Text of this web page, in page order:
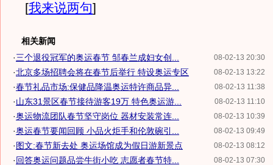
[我来说两句]
相关新闻
08-02-13 20:30
·三个退役冠军的奥运春节 邹春兰成妇女创...
08-02-13 13:22
·北京多场招聘会将在春节后举行 特设奥运专区
08-02-13 11:38
·春节礼品市场:保健品降温奥运特许商品异...
08-02-13 11:10
·山东31景区春节接待游客19万 特色奥运游...
08-02-13 10:39
·奥运物流团队春节坚守岗位 器材安装常连...
08-02-13 09:49
·奥运春节要闻回顾 小品火炬手和伦敦碗引...
08-02-13 08:12
·图文:春节新去处 奥运场馆成为假日游新景点
08-02-13 07:30
·回答奥运问题品尝牛街小吃 志愿者春节特...